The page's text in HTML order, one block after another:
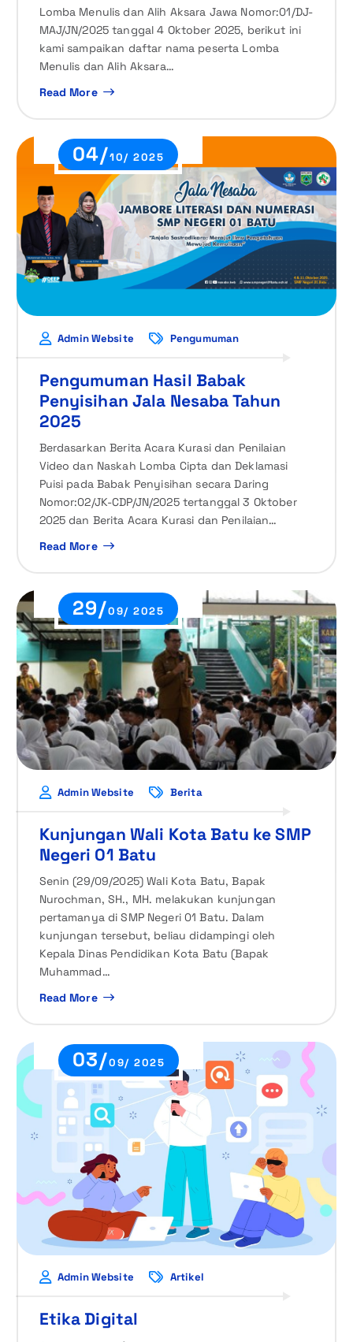
Lomba Menulis dan Alih Aksara Jawa Nomor:01/DJ-
MAJ/JN/2025 tanggal 4 Oktober 2025, berikut ini
kami sampaikan daftar nama peserta Lomba
Menulis dan Alih Aksara…
Read More
04/10/ 2025
Admin Website Pengumuman
Pengumuman Hasil Babak
Penyisihan Jala Nesaba Tahun
2025
Berdasarkan Berita Acara Kurasi dan Penilaian
Video dan Naskah Lomba Cipta dan Deklamasi
Puisi pada Babak Penyisihan secara Daring
Nomor:02/JK-CDP/JN/2025 tertanggal 3 Oktober
2025 dan Berita Acara Kurasi dan Penilaian…
Read More
29/09/ 2025
Admin Website Berita
Kunjungan Wali Kota Batu ke SMP
Negeri 01 Batu
Senin (29/09/2025) Wali Kota Batu, Bapak
Nurochman, SH., MH. melakukan kunjungan
pertamanya di SMP Negeri 01 Batu. Dalam
kunjungan tersebut, beliau didampingi oleh
Kepala Dinas Pendidikan Kota Batu (Bapak
Muhammad…
Read More
03/09/ 2025
Admin Website Artikel
Etika Digital